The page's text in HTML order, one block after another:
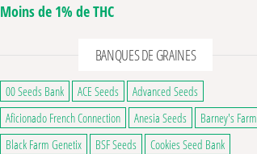
Moins de 1% de THC
BANQUES DE GRAINES
00 Seeds Bank ACE Seeds
Advanced Seeds
Aficionado French Connection
Anesia Seeds
Barney's Farm
Black Farm Genetix
BSF Seeds
Cookies Seed Bank